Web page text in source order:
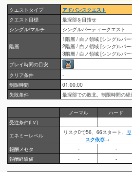
クエストタイプ
アドバンスクエスト
クエスト目標
最深部を目指せ
シングル/マルチ
シングルパーティークエスト
階層
1階層 / 白ノ領域 [シングルパ
2階層 / 白ノ領域 [シングルパ
3階層 / 白ノ領域 [シングルパ
プレイ時間の目安
クリア条件
-
制限時間
01:00:00
失敗条件
最深部での敗北、制限時間の経
ノーマル ハード
受注条件(Lv.)
- -
エネミーレベル
リスク0で56、66スタート、
リ
スク依存→
報酬メセタ
- -
報酬経験値
- -